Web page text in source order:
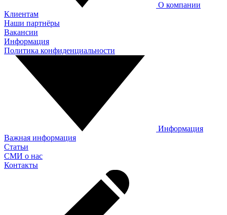
О компании
Клиентам
Наши партнёры
Вакансии
Информация
Политика конфиденциальности
Информация
Важная информация
Статьи
СМИ о нас
Контакты